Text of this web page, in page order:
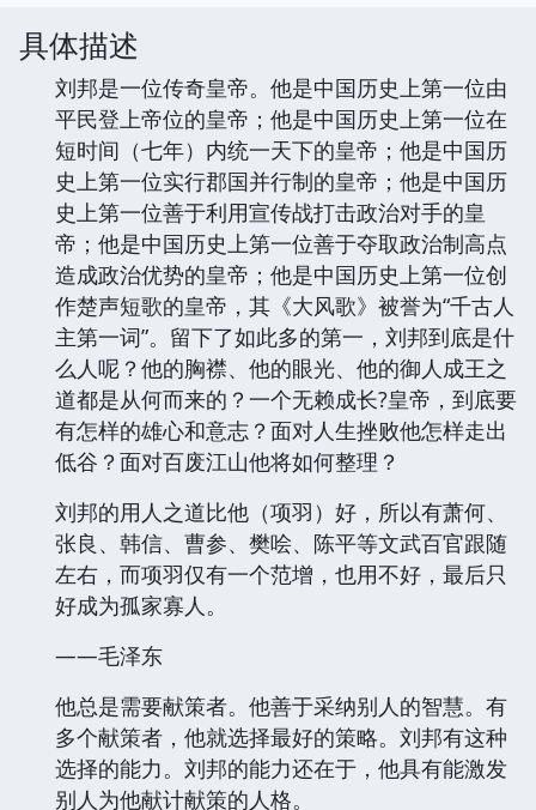
具体描述
刘邦是一位传奇皇帝。他是中国历史上第一位由
平民登上帝位的皇帝；他是中国历史上第一位在
短时间（七年）内统一天下的皇帝；他是中国历
史上第一位实行郡国并行制的皇帝；他是中国历
史上第一位善于利用宣传战打击政治对手的皇
帝；他是中国历史上第一位善于夺取政治制高点
造成政治优势的皇帝；他是中国历史上第一位创
作楚声短歌的皇帝，其《大风歌》被誉为“千古人
主第一词”。留下了如此多的第一，刘邦到底是什
么人呢？他的胸襟、他的眼光、他的御人成王之
道都是从何而来的？一个无赖成长?皇帝，到底要
有怎样的雄心和意志？面对人生挫败他怎样走出
低谷？面对百废江山他将如何整理？
刘邦的用人之道比他（项羽）好，所以有萧何、
张良、韩信、曹参、樊哙、陈平等文武百官跟随
左右，而项羽仅有一个范增，也用不好，最后只
好成为孤家寡人。
——毛泽东
他总是需要献策者。他善于采纳别人的智慧。有
多个献策者，他就选择最好的策略。刘邦有这种
选择的能力。刘邦的能力还在于，他具有能激发
别人为他献计献策的人格。